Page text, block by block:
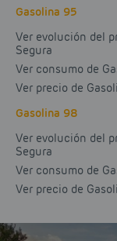
Gasolina 95
Ver evolución del
Segura
Ver consumo de
Ver precio de
Gasolina 98
Ver evolución del
Segura
Ver consumo de
Ver precio de